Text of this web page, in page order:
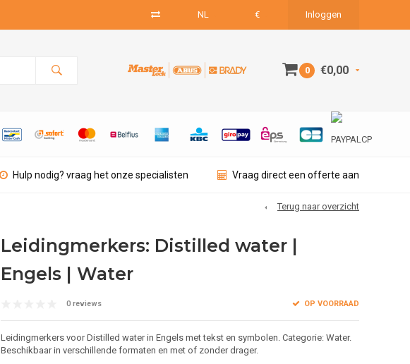
NL € Inloggen
0 €0,00
Hulp nodig? vraag het onze specialisten Vraag direct een offerte aan
Terug naar overzicht
Leidingmerkers: Distilled water |
Engels | Water
0 reviews OP VOORRAAD
Leidingmerkers voor Distilled water in Engels met tekst en symbolen. Categorie: Water.
Beschikbaar in verschillende formaten en met of zonder drager.